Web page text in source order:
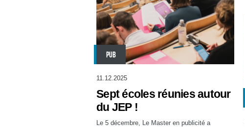
PUB
11.12.2025
Sept écoles réunies autour
du JEP !
Le 5 décembre, Le Master en publicité a